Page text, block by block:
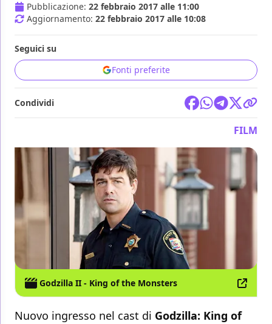
Pubblicazione: 22 febbraio 2017 alle 11:00
Aggiornamento: 22 febbraio 2017 alle 10:08
Seguici su
Fonti preferite
Condividi
FILM
Godzilla II - King of the Monsters
Nuovo ingresso nel cast di Godzilla: King of